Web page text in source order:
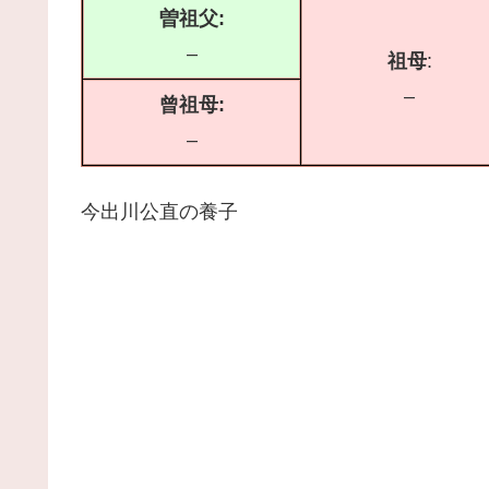
曽祖父:
–
祖母:
–
曾祖母:
–
今出川公直の養子